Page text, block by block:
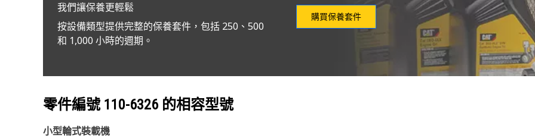
我們讓保養更輕鬆
按設備類型提供完整的保養套件，包括 250、500
和 1,000 小時的週期。
購買保養套件
零件編號 110-6326 的相容型號
小型輪式裝載機